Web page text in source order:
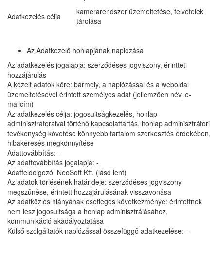
Adatkezelés célja
kamerarendszer üzemeltetése, felvételek
tárolása
Az Adatkezelő honlapjának naplózása
Az adatkezelés jogalapja: szerződéses jogviszony, érintteti
hozzájárulás
A kezelt adatok köre: bármely, a naplózással és a weboldal
üzemeltetésével érintett személyes adat (jellemzően név, e-
mailcím)
Az adatkezelés célja: jogosultságkezelés, honlap
adminisztrátoraival történő kapcsolattartás, honlap adminisztrátori
tevékenység követése könnyebb tartalom szerkesztés érdekében,
hibakeresés megkönnyítése
Adattovábbítás: -
Az adattovábbítás jogalapja: -
Adatfeldolgozó: NeoSoft Kft. (lásd lent)
Az adatok törlésének határideje: szerződéses jogviszony
megszűnése, érintett hozzájárulásának visszavonása
Az adatközlés hiányának esetleges következménye: érintettnek
nem lesz jogosultsága a honlap adminisztrálásához,
kommunikáció akadályoztatása
Külső szolgáltatók naplózással összefüggő adatkezelése: -